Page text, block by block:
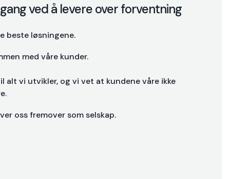
ved å levere over forventning
beste løsningene.
med våre kunder.
alt vi utvikler, og vi vet at kundene våre ikke
oss fremover som selskap.